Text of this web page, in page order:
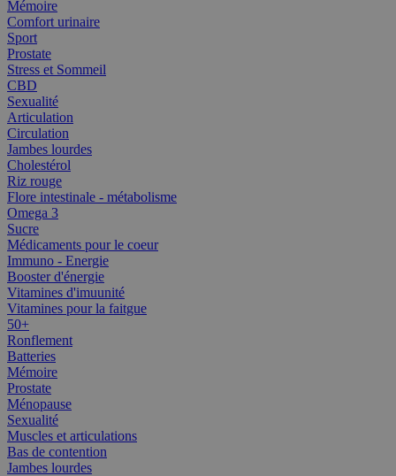
Mémoire
Comfort urinaire
Sport
Prostate
Stress et Sommeil
CBD
Sexualité
Articulation
Circulation
Jambes lourdes
Cholestérol
Riz rouge
Flore intestinale - métabolisme
Omega 3
Sucre
Médicaments pour le coeur
Immuno - Energie
Booster d'énergie
Vitamines d'imuunité
Vitamines pour la faitgue
50+
Ronflement
Batteries
Mémoire
Prostate
Ménopause
Sexualité
Muscles et articulations
Bas de contention
Jambes lourdes